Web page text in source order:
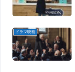
ドラマ映画